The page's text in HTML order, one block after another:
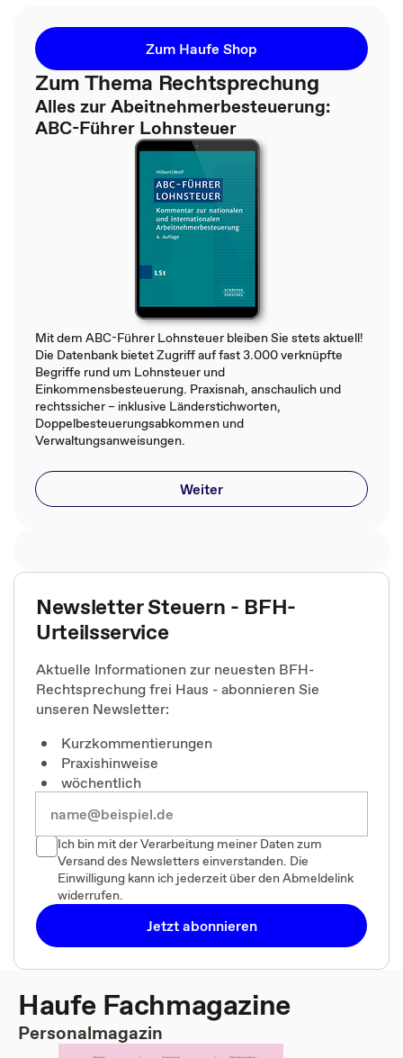
Zum Haufe Shop
Zum Thema Rechtsprechung
Alles zur Abeitnehmerbesteuerung:
ABC-Führer Lohnsteuer
Mit dem ABC-Führer Lohnsteuer bleiben Sie stets aktuell!
Die Datenbank bietet Zugriff auf fast 3.000 verknüpfte
Begriffe rund um Lohnsteuer und
Einkommensbesteuerung. Praxisnah, anschaulich und
rechtssicher – inklusive Länderstichworten,
Doppelbesteuerungsabkommen und
Verwaltungsanweisungen.
Weiter
Newsletter Steuern - BFH-
Urteilsservice
Aktuelle Informationen zur neuesten BFH-
Rechtsprechung frei Haus - abonnieren Sie
unseren Newsletter:
Kurzkommentierungen
Praxishinweise
wöchentlich
Ich bin mit der Verarbeitung meiner Daten zum
Versand des Newsletters einverstanden. Die
Einwilligung kann ich jederzeit über den Abmeldelink
widerrufen.
Jetzt abonnieren
Haufe Fachmagazine
Personalmagazin